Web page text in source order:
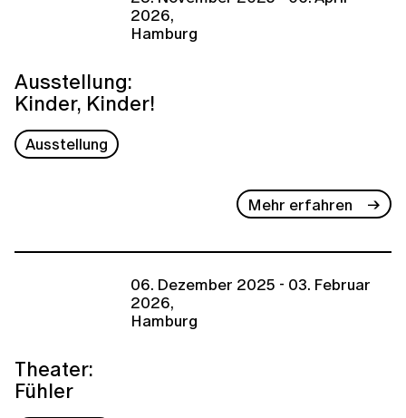
2026,
Hamburg
Ausstellung:
Kinder, Kinder!
Ausstellung
Mehr erfahren
06. Dezember 2025 - 03. Februar
2026,
Hamburg
Theater:
Fühler